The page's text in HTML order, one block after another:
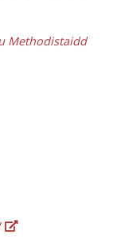
Methodistaidd